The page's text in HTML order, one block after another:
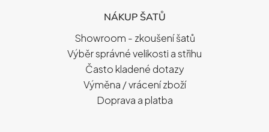
NÁKUP ŠATŮ
Showroom - zkoušení šatů
Výběr správné velikosti a střihu
Často kladené dotazy
Výměna / vrácení zboží
Doprava a platba